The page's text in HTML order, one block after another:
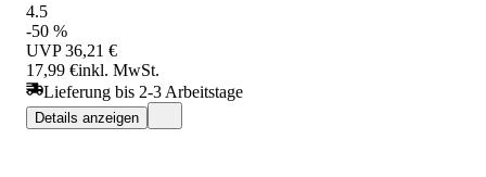
4.5
-50 %
UVP 36,21 €
17,99 €inkl. MwSt.
Lieferung bis 2-3 Arbeitstage
Details anzeigen